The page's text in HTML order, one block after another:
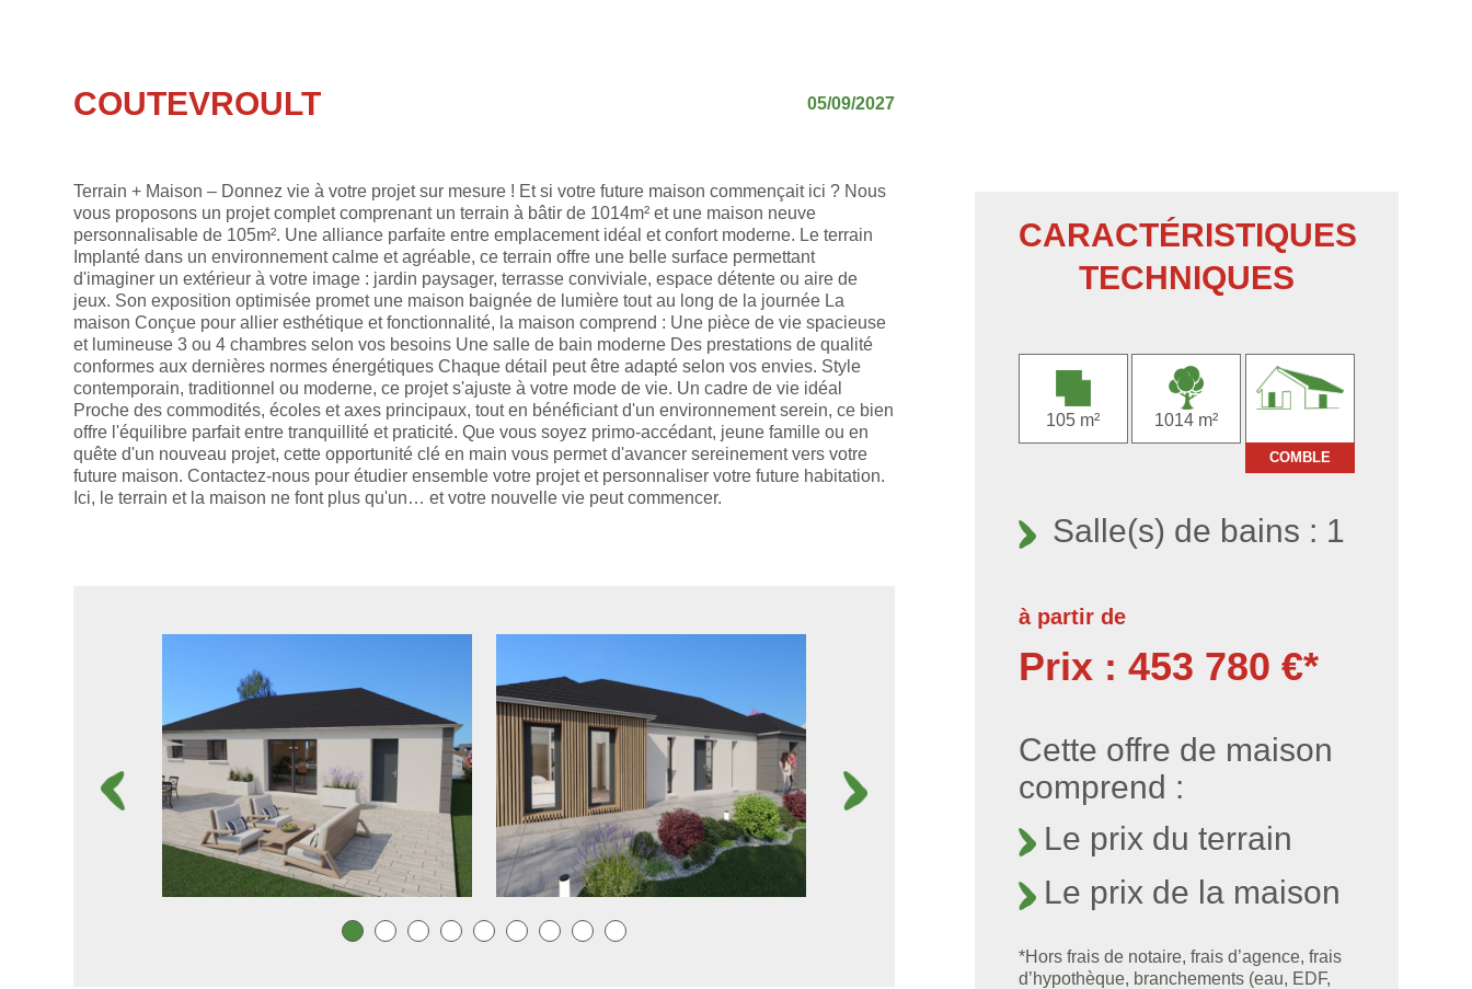
COUTEVROULT 05/09/2027
Terrain + Maison – Donnez vie à votre projet sur mesure ! Et si votre future maison commençait ici ? Nous
vous proposons un projet complet comprenant un terrain à bâtir de 1014m² et une maison neuve
personnalisable de 105m². Une alliance parfaite entre emplacement idéal et confort moderne. Le terrain
Implanté dans un environnement calme et agréable, ce terrain offre une belle surface permettant
d'imaginer un extérieur à votre image : jardin paysager, terrasse conviviale, espace détente ou aire de
jeux. Son exposition optimisée promet une maison baignée de lumière tout au long de la journée La
maison Conçue pour allier esthétique et fonctionnalité, la maison comprend : Une pièce de vie spacieuse
et lumineuse 3 ou 4 chambres selon vos besoins Une salle de bain moderne Des prestations de qualité
conformes aux dernières normes énergétiques Chaque détail peut être adapté selon vos envies. Style
contemporain, traditionnel ou moderne, ce projet s'ajuste à votre mode de vie. Un cadre de vie idéal
Proche des commodités, écoles et axes principaux, tout en bénéficiant d'un environnement serein, ce bien
offre l'équilibre parfait entre tranquillité et praticité. Que vous soyez primo-accédant, jeune famille ou en
quête d'un nouveau projet, cette opportunité clé en main vous permet d'avancer sereinement vers votre
future maison. Contactez-nous pour étudier ensemble votre projet et personnaliser votre future habitation.
Ici, le terrain et la maison ne font plus qu'un… et votre nouvelle vie peut commencer.
CARACTÉRISTIQUES
TECHNIQUES
105 m² 1014 m²
COMBLE
Salle(s) de bains : 1
à partir de
Prix : 453 780 €*
Cette offre de maison
comprend :
Le prix du terrain
Le prix de la maison
*Hors frais de notaire, frais d’agence, frais
d’hypothèque, branchements (eau, EDF,